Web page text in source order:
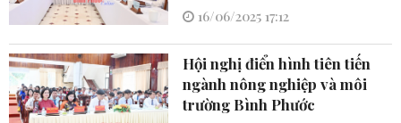
16/06/2025 17:12
Hội nghị điển hình tiên tiến
ngành nông nghiệp và môi
trường Bình Phước